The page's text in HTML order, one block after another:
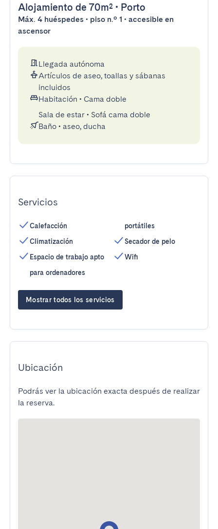
Alojamiento de 70m² • Porto
Máx. 4 huéspedes • piso n.º 1 • accesible en
ascensor
Llegada autónoma
Artículos de aseo, toallas y sábanas
incluidos
Habitación • Cama doble
Sala de estar • Sofá cama doble
Baño • aseo, ducha
Servicios
Calefacción
Climatización
Espacio de trabajo apto
para ordenadores
portátiles
Secador de pelo
Wifi
Mostrar todos los servicios
Ubicación
Podrás ver la ubicación exacta después de realizar
la reserva.